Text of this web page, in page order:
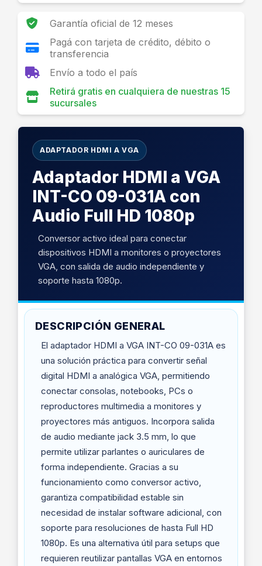
Garantía oficial de 12 meses
Pagá con tarjeta de crédito, débito o
transferencia
Envío a todo el país
Retirá gratis en cualquiera de nuestras 15
sucursales
ADAPTADOR HDMI A VGA
Adaptador HDMI a VGA
INT-CO 09-031A con
Audio Full HD 1080p
Conversor activo ideal para conectar
dispositivos HDMI a monitores o proyectores
VGA, con salida de audio independiente y
soporte hasta 1080p.
DESCRIPCIÓN GENERAL
El adaptador HDMI a VGA INT-CO 09-031A es
una solución práctica para convertir señal
digital HDMI a analógica VGA, permitiendo
conectar consolas, notebooks, PCs o
reproductores multimedia a monitores y
proyectores más antiguos. Incorpora salida
de audio mediante jack 3.5 mm, lo que
permite utilizar parlantes o auriculares de
forma independiente. Gracias a su
funcionamiento como conversor activo,
garantiza compatibilidad estable sin
necesidad de instalar software adicional, con
soporte para resoluciones de hasta Full HD
1080p. Es una alternativa útil para setups que
requieren reutilizar pantallas VGA en entornos